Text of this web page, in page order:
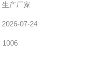
生产厂家
2026-07-24
1006